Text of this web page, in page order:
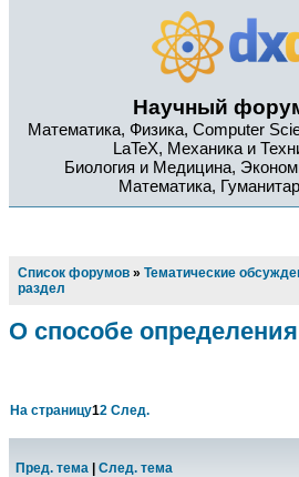
Научный
Математика, Физика, Computer
LaTeX, Механика и
Биология и Медицина,
Математика,
Список форумов » Тематические
раздел
О способе
На страницу12 След.
Пред. тема
След. тема